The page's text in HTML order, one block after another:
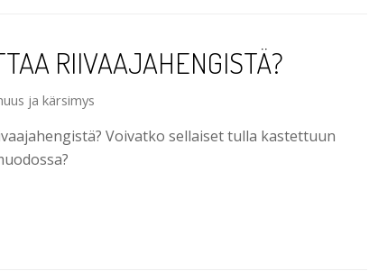
RIIVAAJAHENGISTÄ?
ja kärsimys
Voivatko sellaiset tulla kastettuun